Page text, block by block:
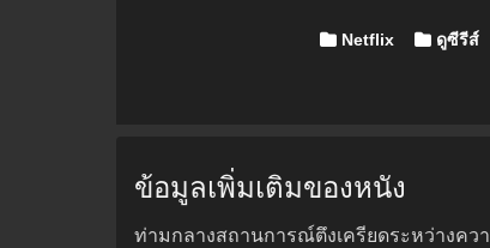
Posted in
Netflix ดูซีรีส์
ข้อมูลเพิ่มเติมของหนัง
ท่ามกลางสถานการณ์ตึงเครียดระหว่างคว